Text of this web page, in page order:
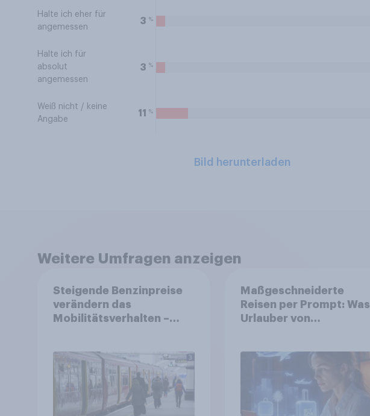
Halte ich eher für
angemessen
3 %
Halte ich für
absolut
angemessen
3 %
Weiß nicht / keine
Angabe
11 %
Bild herunterladen
Weitere Umfragen anzeigen
Steigende Benzinpreise
verändern das
Mobilitätsverhalten –
Auto auf öffentliche
Verkehrsmittel um
Maßgeschneiderte
Reisen per Prompt: Was
Urlauber von
Tools bei der
Reiseplanung bereits
genutzt werden